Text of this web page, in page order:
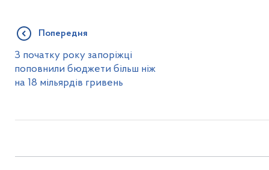
Попередня
З початку року запоріжці
поповнили бюджети більш ніж
на 18 мільярдів гривень